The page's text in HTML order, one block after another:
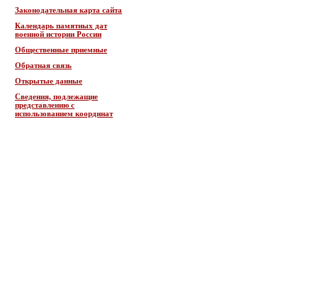
Законодательная карта сайта
Календарь памятных дат
военной истории России
Общественные приемные
Обратная связь
Открытые данные
Сведения, подлежащие
представлению с
использованием координат